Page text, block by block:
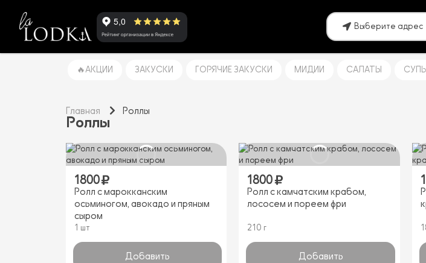
Выберите адрес
🔥АКЦИИ ЗАКУСКИ ГОРЯЧИЕ ЗАКУСКИ МИДИИ САЛАТЫ СУПЫ
Главная Роллы
Роллы
1800
Ролл с марокканским
осьминогом, авокадо и пряным
сыром
1 шт
Добавить
1800
Ролл с камчатским крабом,
лососем и пореем фри
210 г
Добавить